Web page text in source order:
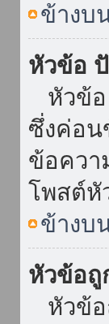
ข้างบ
หัวข้อ
หัวข้อ
ซึ่งค่อน
ข้อควา
โพสต์หั
ข้างบ
หัวข้อถู
หัวข้อ